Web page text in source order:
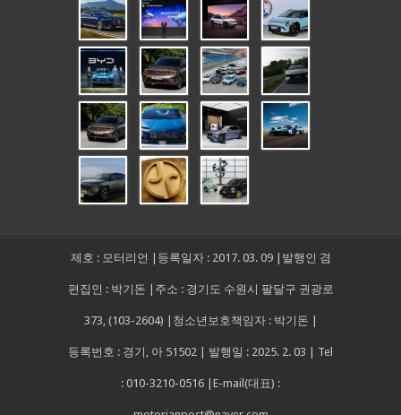
제호 : 모터리언 |등록일자 : 2017. 03. 09 |발행인 겸
편집인 : 박기돈 |주소 : 경기도 수원시 팔달구 권광로
373, (103-2604) |청소년보호책임자 : 박기돈 |
등록번호 : 경기, 아 51502 | 발행일 : 2025. 2. 03 | Tel
: 010-3210-0516 |E-mail(대표) :